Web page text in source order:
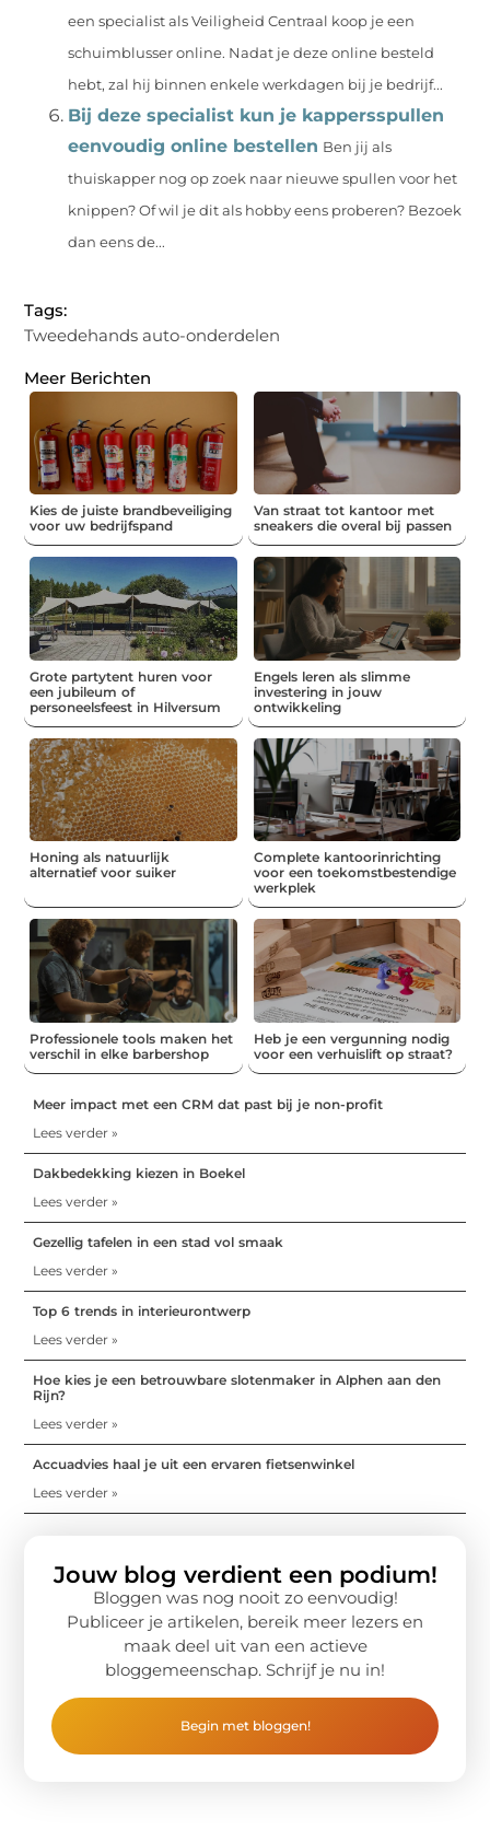
een specialist als Veiligheid Centraal koop je een
schuimblusser online. Nadat je deze online besteld
hebt, zal hij binnen enkele werkdagen bij je bedrijf...
Bij deze specialist kun je kappersspullen
eenvoudig online bestellen Ben jij als
thuiskapper nog op zoek naar nieuwe spullen voor het
knippen? Of wil je dit als hobby eens proberen? Bezoek
dan eens de...
Tags:
Tweedehands auto-onderdelen
Meer Berichten
Kies de juiste brandbeveiliging
voor uw bedrijfspand
Van straat tot kantoor met
sneakers die overal bij passen
Grote partytent huren voor
een jubileum of
personeelsfeest in Hilversum
Engels leren als slimme
investering in jouw
ontwikkeling
Honing als natuurlijk
alternatief voor suiker
Complete kantoorinrichting
voor een toekomstbestendige
werkplek
Professionele tools maken het
verschil in elke barbershop
Heb je een vergunning nodig
voor een verhuislift op straat?
Meer impact met een CRM dat past bij je non-profit
Lees verder »
Dakbedekking kiezen in Boekel
Lees verder »
Gezellig tafelen in een stad vol smaak
Lees verder »
Top 6 trends in interieurontwerp
Lees verder »
Hoe kies je een betrouwbare slotenmaker in Alphen aan den
Rijn?
Lees verder »
Accuadvies haal je uit een ervaren fietsenwinkel
Lees verder »
Jouw blog verdient een podium!
Bloggen was nog nooit zo eenvoudig!
Publiceer je artikelen, bereik meer lezers en
maak deel uit van een actieve
bloggemeenschap. Schrijf je nu in!
Begin met bloggen!